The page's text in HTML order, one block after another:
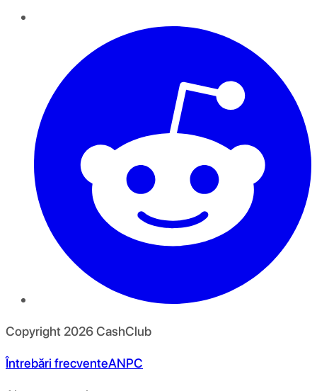
Copyright 2026CashClub
Întrebări frecventeANPC